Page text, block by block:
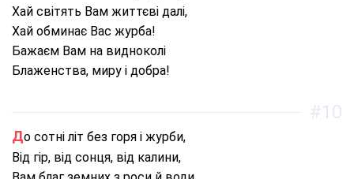
Хай світять Вам життєві далі,
Хай обминає Вас журба!
Бажаєм Вам на видноколі
Блаженства, миру і добра!
До сотні літ без горя і журби,
Від гір, від сонця, від калини,
#10